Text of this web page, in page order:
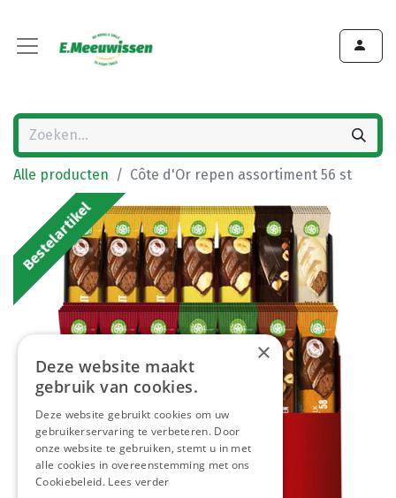
Alle producten Côte d'Or repen assortiment 56 st
Bestelartikel
×
Deze website maakt
gebruik van cookies.
Deze website gebruikt cookies om uw
gebruikerservaring te verbeteren. Door
onze website te gebruiken, stemt u in met
alle cookies in overeenstemming met ons
Cookiebeleid. Lees verder